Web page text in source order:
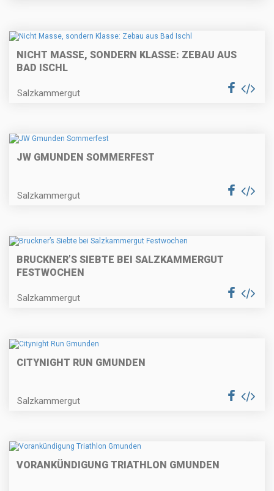
NICHT MASSE, SONDERN KLASSE: ZEBAU AUS
BAD ISCHL
Salzkammergut
JW GMUNDEN SOMMERFEST
Salzkammergut
BRUCKNER’S SIEBTE BEI SALZKAMMERGUT
FESTWOCHEN
Salzkammergut
CITYNIGHT RUN GMUNDEN
Salzkammergut
VORANKÜNDIGUNG TRIATHLON GMUNDEN